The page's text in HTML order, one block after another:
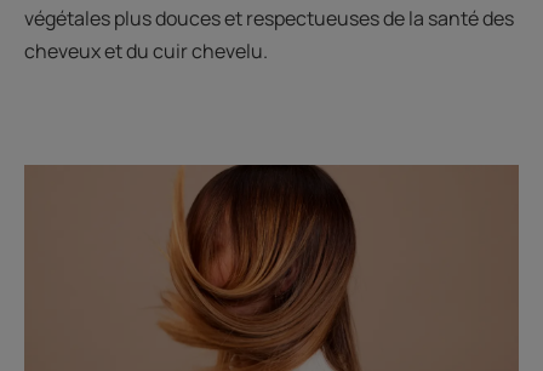
végétales plus douces et respectueuses de la santé des
cheveux et du cuir chevelu.